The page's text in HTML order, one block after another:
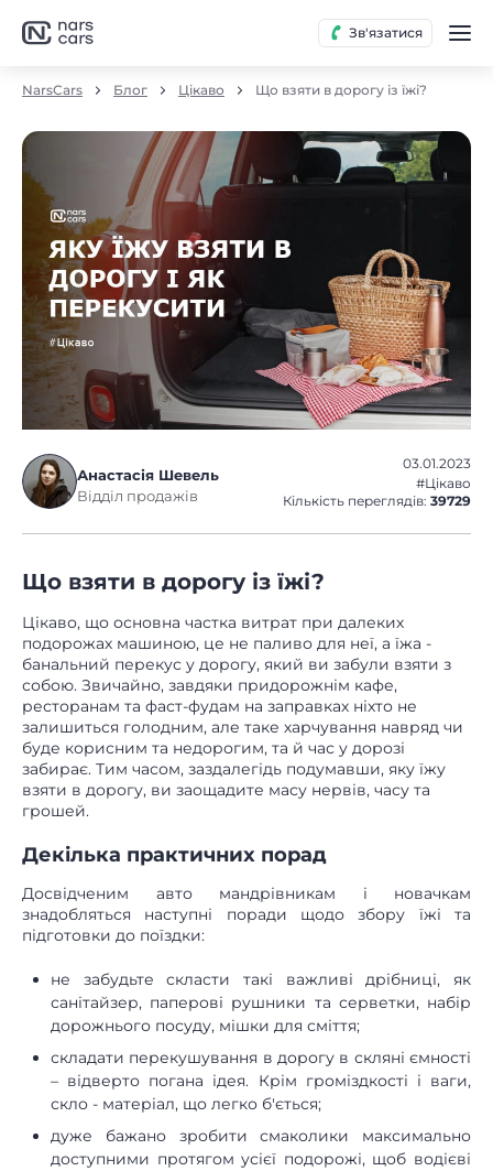
Зв'язатися
NarsCars Блог Цікаво Що взяти в дорогу із їжі?
Анастасія Шевель
Відділ продажів
03.01.2023
#Цікаво
Кількість переглядів: 39729
Що взяти в дорогу із їжі?
Цікаво, що основна частка витрат при далеких
подорожах машиною, це не паливо для неї, а їжа -
банальний перекус у дорогу, який ви забули взяти з
собою. Звичайно, завдяки придорожнім кафе,
ресторанам та фаст-фудам на заправках ніхто не
залишиться голодним, але таке харчування навряд чи
буде корисним та недорогим, та й час у дорозі
забирає. Тим часом, заздалегідь подумавши, яку їжу
взяти в дорогу, ви заощадите масу нервів, часу та
грошей.
Декілька практичних порад
Досвідченим авто мандрівникам і новачкам
знадобляться наступні поради щодо збору їжі та
підготовки до поїздки:
не забудьте скласти такі важливі дрібниці, як
санітайзер, паперові рушники та серветки, набір
дорожнього посуду, мішки для сміття;
складати перекушування в дорогу в скляні ємності
– відверто погана ідея. Крім громіздкості і ваги,
скло - матеріал, що легко б'ється;
дуже бажано зробити смаколики максимально
доступними протягом усієї подорожі, щоб водієві